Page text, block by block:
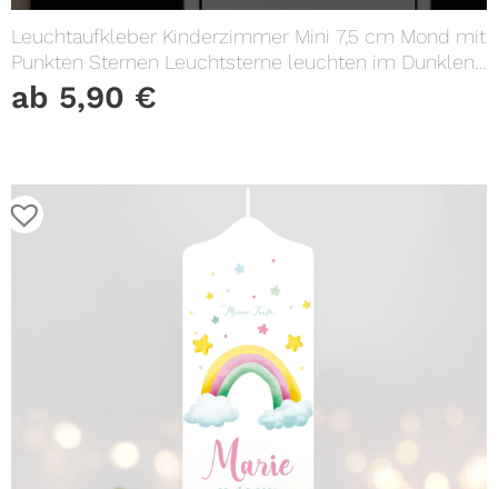
Leuchtaufkleber Kinderzimmer Mini 7,5 cm Mond mit
Punkten Sternen Leuchtsterne leuchten im Dunklen
Lichtschalter
ab 5,90 €